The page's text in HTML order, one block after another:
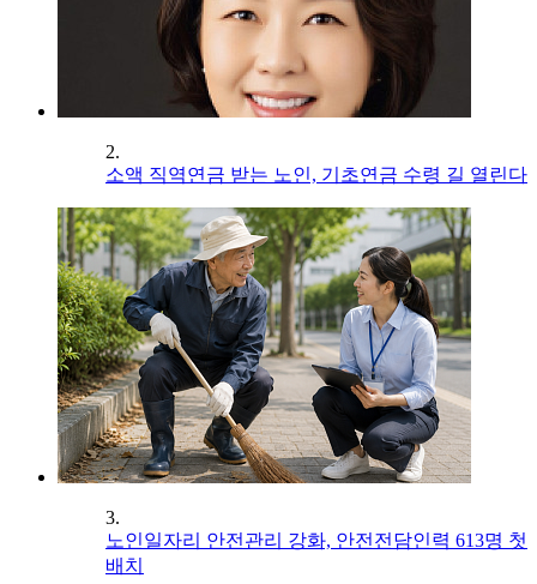
2.
소액 직역연금 받는 노인, 기초연금 수령 길 열린다
3.
노인일자리 안전관리 강화, 안전전담인력 613명 첫
배치